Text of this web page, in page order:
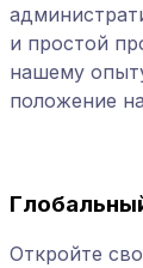
и простой
нашему
положение
Откройте